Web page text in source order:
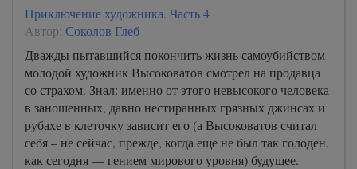
Приключение художника. Часть 4
Автор: Соколов Глеб
Дважды пытавшийся покончить жизнь самоубийством
молодой художник Высоковатов смотрел на продавца
со страхом. Знал: именно от этого невысокого человека
в заношенных, давно нестиранных грязных джинсах и
рубахе в клеточку зависит его (а Высоковатов считал
себя – не сейчас, прежде, когда еще не был так голоден,
как сегодня — гением мирового уровня) будущее.